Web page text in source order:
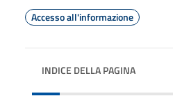
Accesso all'informazione
INDICE DELLA PAGINA